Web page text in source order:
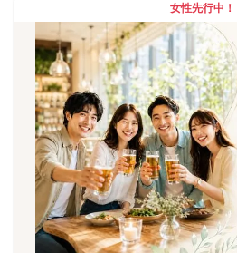
そろそろ・・・前向きなご縁を見つけるきっかけ
～開催形式について～
ゆったり着席スタイル♪♪
美味しいドリンクをサービス♡（ソフトドリンク
ル・ビール等♪♪）
連絡先交換自由♪♪ 次に繋がりやすい♪♪
【お支払い方法】
当日現金払い♪
楽々♪クレジット払い♪
＜申込画面でいずれかを選択ください＞
※お申し込み後、即時でお客様のお席を確保してい
規定のキャンセルポリシーが適用されます。ご確
男女調整・お席の確保等を行っております運営都
【会場での受付】
10分前より受付♪
【ご参加規約】
開催中のマスク着用は任意とさせていただきます。
ドリンクメニュー・フード類については店舗によ
女性先行中！